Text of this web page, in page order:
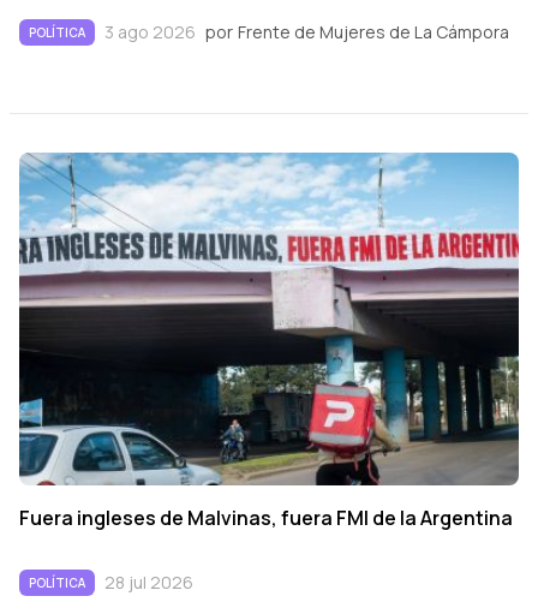
POLÍTICA 3 ago 2026 por Frente de Mujeres de La Cámpora
Fuera ingleses de Malvinas, fuera FMI de la Argentina
POLÍTICA 28 jul 2026